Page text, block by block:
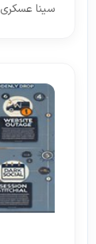
سینا عسکری